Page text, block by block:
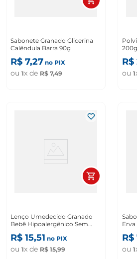
Sabonete Granado Glicerina
Calêndula Barra 90g
R$ 7,27 no PIX
ou 1x de R$ 7,49
200g
R$
ou 1
Lenço Umedecido Granado
Bebê Hipoalergênico Sem
Álcool 50 unidades
R$ 15,51 no PIX
ou 1x de R$ 15,99
R$
ou 1